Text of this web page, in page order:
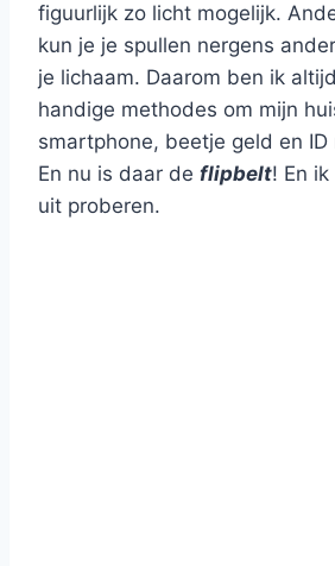
figuurlijk zo licht mogelijk.
kun je je spullen nergens
je lichaam. Daarom ben ik
handige methodes om mijn
smartphone, beetje geld en ID
En nu is daar de flipbelt! En
uit proberen.